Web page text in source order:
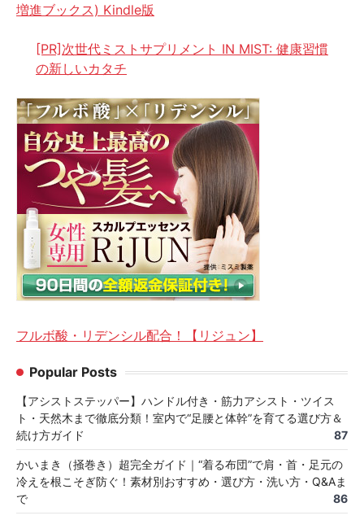
増進ブックス) Kindle版
[PR]次世代ミストサプリメント IN MIST: 健康習慣
の新しいカタチ
フルボ酸・リデンシル配合！【リジュン】
Popular Posts
【アシストステッパー】ハンドル付き・筋力アシスト・ツイス
ト・天然木まで徹底分類！室内で“足腰と体幹”を育てる選び方＆
続け方ガイド
87
かいまき（掻巻き）超完全ガイド｜“着る布団”で肩・首・足元の
冷えを根こそぎ防ぐ！素材別おすすめ・選び方・洗い方・Q&Aま
で
86